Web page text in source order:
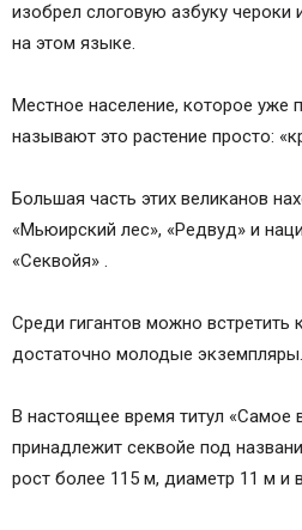
изобрел слоговую азбуку чероки
на этом языке.
Местное население, которое уже
называют это растение просто:
Большая часть этих великанов
«Мьюирский лес», «Редвуд» и
«Секвойя» .
Среди гигантов можно встретить
достаточно молодые экземпляры.
В настоящее время титул «Самое
принадлежит секвойе под
рост более 115 м, диаметр 11 м и